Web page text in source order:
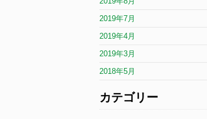
2019年7月
2019年4月
2019年3月
2018年5月
カテゴリー